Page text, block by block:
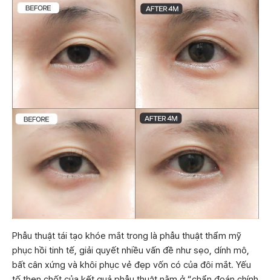
Phẫu thuật tái tạo khóe mắt trong là phẫu thuật thẩm mỹ
phục hồi tinh tế, giải quyết nhiều vấn đề như sẹo, dính mô,
bất cân xứng và khôi phục vẻ đẹp vốn có của đôi mắt. Yếu